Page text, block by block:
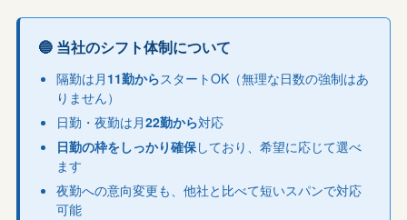
🔵 当社のシフト体制について
隔勤は月 11勤からスタートOK（無理な日数の強制はあ
りません）
日勤・夜勤は月22勤から対応
日勤の枠をしっかり確保しており、希望に応じて選べ
ます
夜勤への意向変更も、他社と比べて短いスパンで対応
可能